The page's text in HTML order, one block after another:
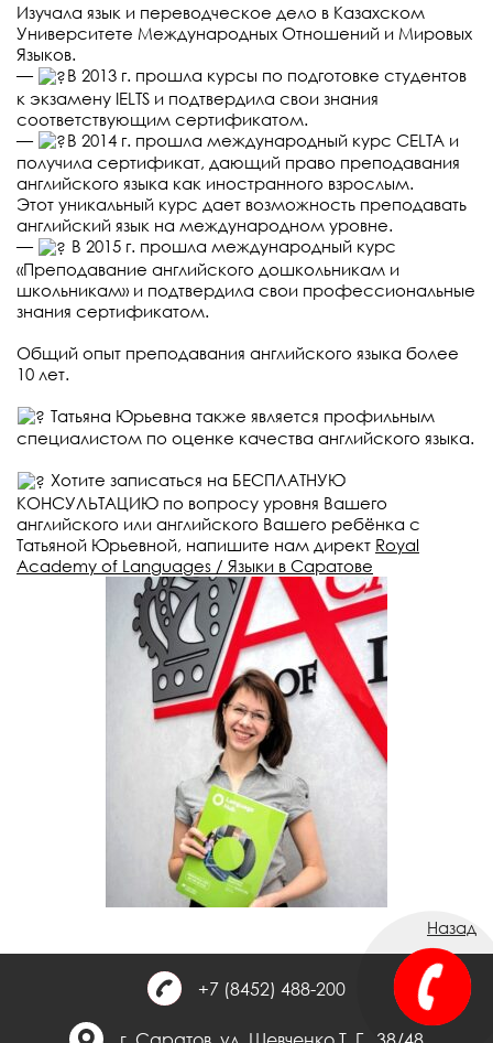
Изучала язык и переводческое дело в Казахском
Университете Международных Отношений и Мировых
Языков.
—
В 2013 г. прошла курсы по подготовке студентов
к экзамену IELTS и подтвердила свои знания
соответствующим сертификатом.
—
В 2014 г. прошла международный курс CELTA и
получила сертификат, дающий право преподавания
английского языка как иностранного взрослым.
Этот уникальный курс дает возможность преподавать
английский язык на международном уровне.
—
В 2015 г. прошла международный курс
«Преподавание английского дошкольникам и
школьникам» и подтвердила свои профессиональные
знания сертификатом.
Общий опыт преподавания английского языка более
10 лет.
Татьяна Юрьевна также является профильным
специалистом по оценке качества английского языка.
Хотите записаться на БЕСПЛАТНУЮ
КОНСУЛЬТАЦИЮ по вопросу уровня Вашего
английского или английского Вашего ребёнка с
Татьяной Юрьевной, напишите нам директ Royal
Academy of Languages / Языки в Саратове
Назад
+7 (8452) 488-200